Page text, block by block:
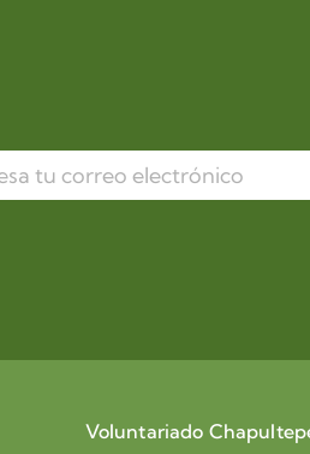
Voluntariado